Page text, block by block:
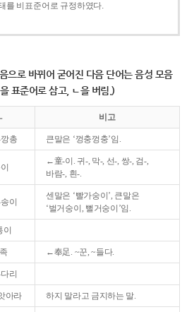
를 비표준어로 규정하였다.
으로 바뀌어 굳어진 다음 단어는 음성 모음
표준어로 삼고, ㄴ을 버림.)
비고
총 큰말은 ‘껑충껑충’임.
←童-이. 귀-, 막-, 선-, 쌍-, 검-,
바람-, 흰-.
이
센말은 ‘빨가숭이’, 큰말은
‘벌거숭이, 뻘거숭이’임.
←奉足. ~꾼, ~들다.
리
아라 하지 말라고 금지하는 말.